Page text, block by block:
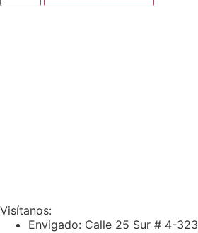
Visítanos:
Envigado: Calle 25 Sur # 4-323